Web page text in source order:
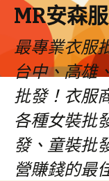
MR安森
最專業衣服
台中、高雄
批發！衣服
各種女裝批
發、童裝批
營賺錢的最